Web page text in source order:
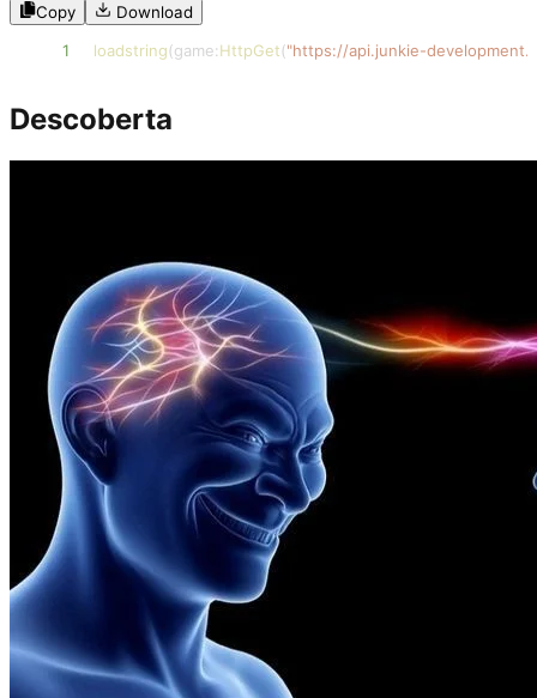
Copy Download
1 loadstring(game:HttpGet("https://api.junkie-
Descoberta